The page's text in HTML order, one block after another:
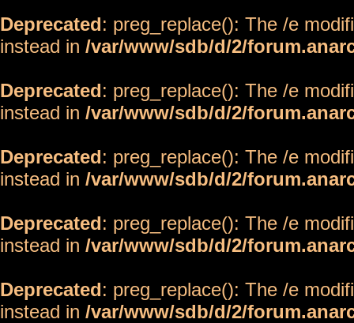
Deprecated: preg_replace(): The /e
instead in /var/www/sdb/d/2/
Deprecated: preg_replace(): The /e
instead in /var/www/sdb/d/2/
Deprecated: preg_replace(): The /e
instead in /var/www/sdb/d/2/
Deprecated: preg_replace(): The /e
instead in /var/www/sdb/d/2/
Deprecated: preg_replace(): The /e
instead in /var/www/sdb/d/2/